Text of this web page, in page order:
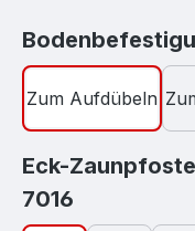
Zum Aufdübeln
Eck-
7016